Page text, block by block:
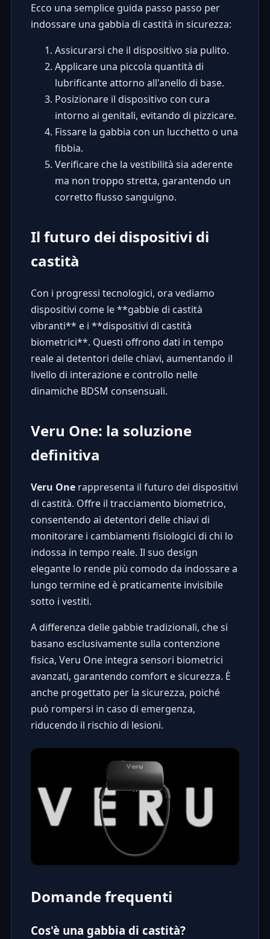
Ecco una semplice guida passo passo per
indossare una gabbia di castità in sicurezza:
Assicurarsi che il dispositivo sia pulito.
Applicare una piccola quantità di
lubrificante attorno all'anello di base.
Posizionare il dispositivo con cura
intorno ai genitali, evitando di pizzicare.
Fissare la gabbia con un lucchetto o una
fibbia.
Verificare che la vestibilità sia aderente
ma non troppo stretta, garantendo un
corretto flusso sanguigno.
Il futuro dei dispositivi di
castità
Con i progressi tecnologici, ora vediamo
dispositivi come le **gabbie di castità
vibranti** e i **dispositivi di castità
biometrici**. Questi offrono dati in tempo
reale ai detentori delle chiavi, aumentando il
livello di interazione e controllo nelle
dinamiche BDSM consensuali.
Veru One: la soluzione
definitiva
Veru Onerappresenta il futuro dei dispositivi
di castità. Offre il tracciamento biometrico,
consentendo ai detentori delle chiavi di
monitorare i cambiamenti fisiologici di chi lo
indossa in tempo reale. Il suo design
elegante lo rende più comodo da indossare a
lungo termine ed è praticamente invisibile
sotto i vestiti.
A differenza delle gabbie tradizionali, che si
basano esclusivamente sulla contenzione
fisica, Veru One integra sensori biometrici
avanzati, garantendo comfort e sicurezza. È
anche progettato per la sicurezza, poiché
può rompersi in caso di emergenza,
riducendo il rischio di lesioni.
Domande frequenti
Cos'è una gabbia di castità?